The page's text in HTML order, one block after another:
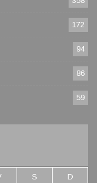
172
94
86
59
S D